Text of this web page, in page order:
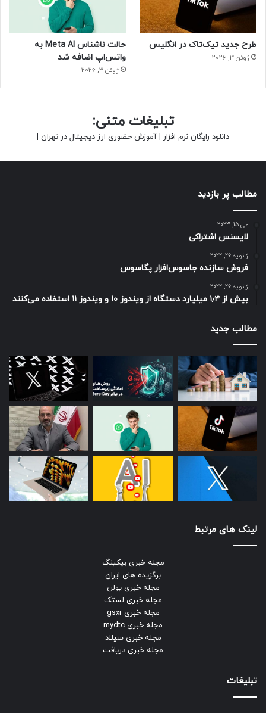
طرح جدید تیک‌تاک در انگلیس
ژوئن 3, 2026
حالت ناشناس Meta AI به
واتس‌اپ اضافه شد
ژوئن 3, 2026
تبلیغات متنی:
دانلود رایگان نرم افزار | آموزش حضوری ارز دیجیتال در تهران |
مطالب پر بازدید
می 15, 2023
لایسنس اشتراکی
ژانویه 26, 2022
فروش سازنده جاسوس‌افزار پگاسوس
ژانویه 26, 2022
بیش از ۱٫۴ میلیارد دستگاه از ویندوز ۱۰ و ویندوز ۱۱ استفاده می‌کنند
مطالب جدید
لینک های مرتبط
مجله خبری بیکینگ
برگزیده های ایران
مجله خبری یولن
مجله خبری لستک
مجله خبری gsxr
مجله خبری mydtc
مجله خبری سیلاد
مجله خبری دریافت
تبلیغات